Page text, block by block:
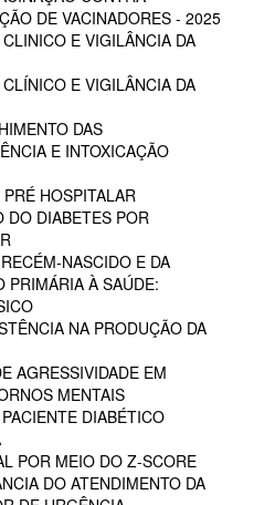
DE VACINADORES - 2025
E VIGILÂNCIA DA
E VIGILÂNCIA DA
DAS
E INTOXICAÇÃO
HOSPITALAR
DO DIABETES POR
NASCIDO E DA
PRIMÁRIA À SAÚDE:
NA PRODUÇÃO DA
AGRESSIVIDADE EM
MENTAIS
DIABÉTICO
POR MEIO DO Z-SCORE
DO ATENDIMENTO DA